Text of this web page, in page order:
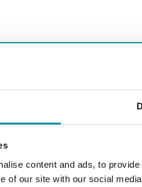
content and ads, to
of our site with our social
35…95 %RH